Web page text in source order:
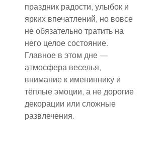
праздник радости, улыбок и
ярких впечатлений, но вовсе
не обязательно тратить на
него целое состояние.
Главное в этом дне —
атмосфера веселья,
внимание к имениннику и
тёплые эмоции, а не дорогие
декорации или сложные
развлечения.